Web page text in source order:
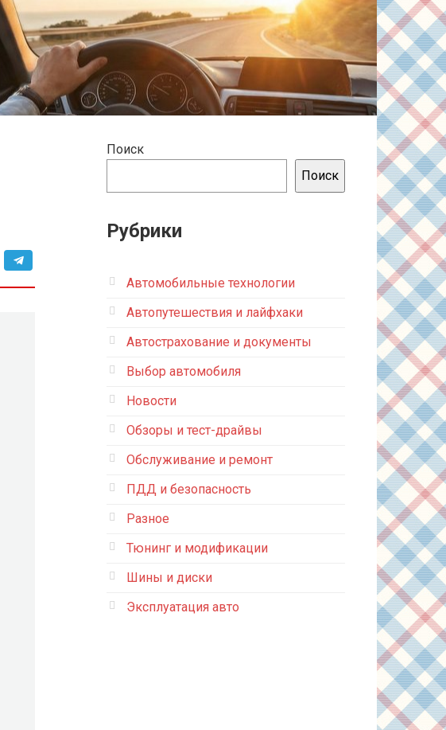
Поиск
Поиск
Рубрики
Автомобильные технологии
Автопутешествия и лайфхаки
Автострахование и документы
Выбор автомобиля
Новости
Обзоры и тест-драйвы
Обслуживание и ремонт
ПДД и безопасность
Разное
Тюнинг и модификации
Шины и диски
Эксплуатация авто